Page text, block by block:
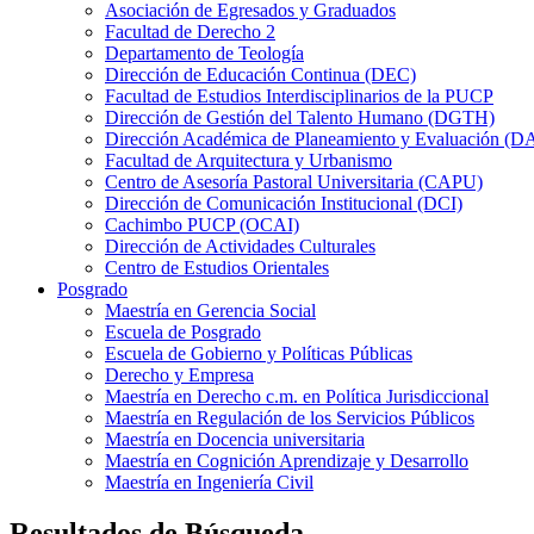
Asociación de Egresados y Graduados
Facultad de Derecho 2
Departamento de Teología
Dirección de Educación Continua (DEC)
Facultad de Estudios Interdisciplinarios de la PUCP
Dirección de Gestión del Talento Humano (DGTH)
Dirección Académica de Planeamiento y Evaluación
Facultad de Arquitectura y Urbanismo
Centro de Asesoría Pastoral Universitaria (CAPU)
Dirección de Comunicación Institucional (DCI)
Cachimbo PUCP (OCAI)
Dirección de Actividades Culturales
Centro de Estudios Orientales
Posgrado
Maestría en Gerencia Social
Escuela de Posgrado
Escuela de Gobierno y Políticas Públicas
Derecho y Empresa
Maestría en Derecho c.m. en Política Jurisdiccional
Maestría en Regulación de los Servicios Públicos
Maestría en Docencia universitaria
Maestría en Cognición Aprendizaje y Desarrollo
Maestría en Ingeniería Civil